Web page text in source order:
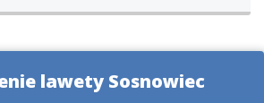
lawety Sosnowiec